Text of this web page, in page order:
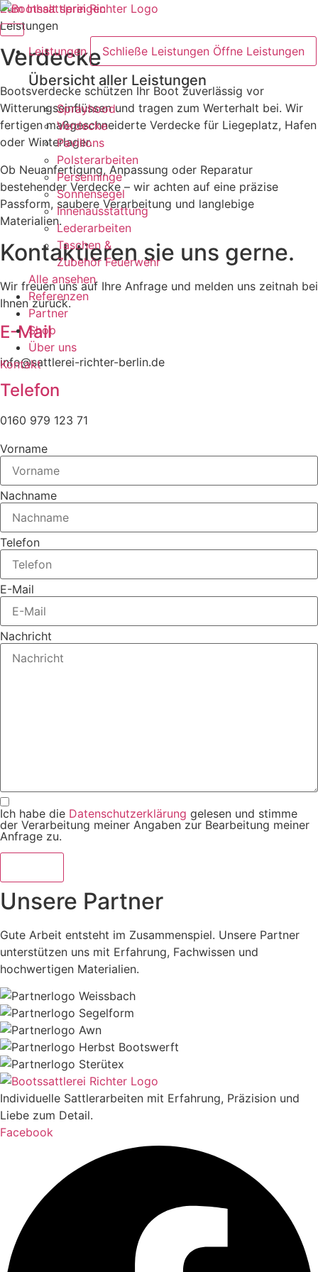
Zum Inhalt springen
Leistungen Schließe Leistungen Öffne Leistungen
Übersicht aller Leistungen
Sprayhood
Verdecke
Pavillons
Polsterarbeiten
Persenninge
Sonnensegel
Innenausstattung
Lederarbeiten
Taschen &
Zubehör Feuerwehr
Alle ansehen
Referenzen
Partner
Shop
Über uns
Kontakt
Leistungen
Verdecke
Bootsverdecke schützen Ihr Boot zuverlässig vor
Witterungseinflüssen und tragen zum Werterhalt bei. Wir
fertigen maßgeschneiderte Verdecke für Liegeplatz, Hafen
oder Winterlager.
Ob Neuanfertigung, Anpassung oder Reparatur
bestehender Verdecke – wir achten auf eine präzise
Passform, saubere Verarbeitung und langlebige
Materialien.
Kontaktieren sie uns gerne.
Wir freuen uns auf Ihre Anfrage und melden uns zeitnah bei
Ihnen zurück.
E-Mail
info@sattlerei-richter-berlin.de
Telefon
0160 979 123 71
Vorname
Nachname
Telefon
E-Mail
Nachricht
Ich habe die Datenschutzerklärung gelesen und stimme
der Verarbeitung meiner Angaben zur Bearbeitung meiner
Anfrage zu.
Unsere Partner
Gute Arbeit entsteht im Zusammenspiel. Unsere Partner
unterstützen uns mit Erfahrung, Fachwissen und
hochwertigen Materialien.
Individuelle Sattlerarbeiten mit Erfahrung, Präzision und
Liebe zum Detail.
Facebook